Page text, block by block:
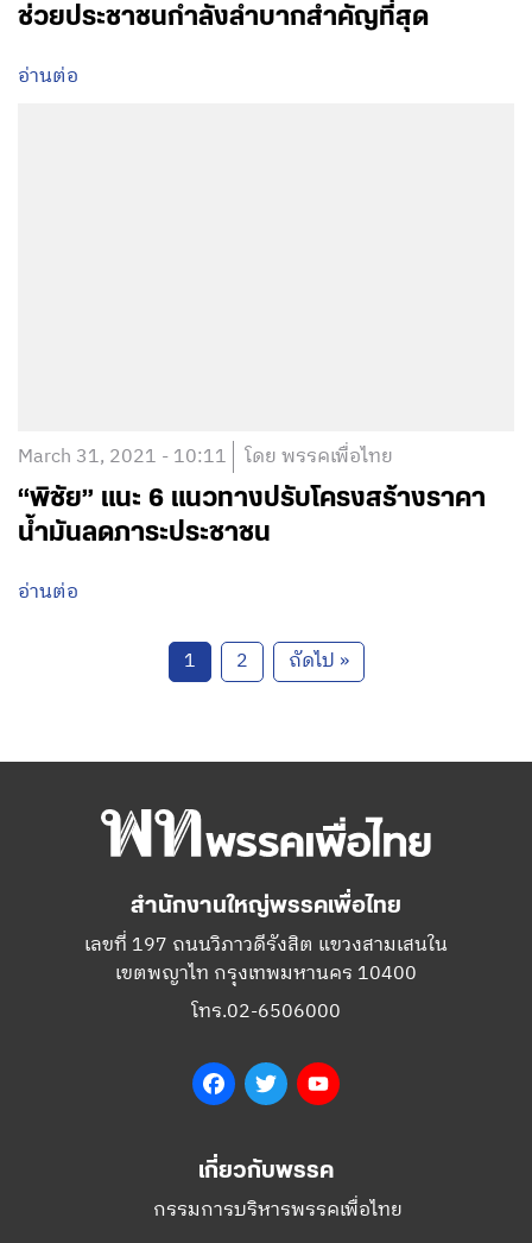
ช่วยประชาชนกำลังลำบากสำคัญที่สุด
อ่านต่อ
March 31, 2021 - 10:11 โดย พรรคเพื่อไทย
“พิชัย” แนะ 6 แนวทางปรับโครงสร้างราคา
น้ำมันลดภาระประชาชน
อ่านต่อ
1 2 ถัดไป »
สำนักงานใหญ่พรรคเพื่อไทย
เลขที่ 197 ถนนวิภาวดีรังสิต แขวงสามเสนใน
เขตพญาไท กรุงเทพมหานคร 10400
โทร.02-6506000
FacebookTwitter
เกี่ยวกับพรรค
กรรมการบริหารพรรคเพื่อไทย